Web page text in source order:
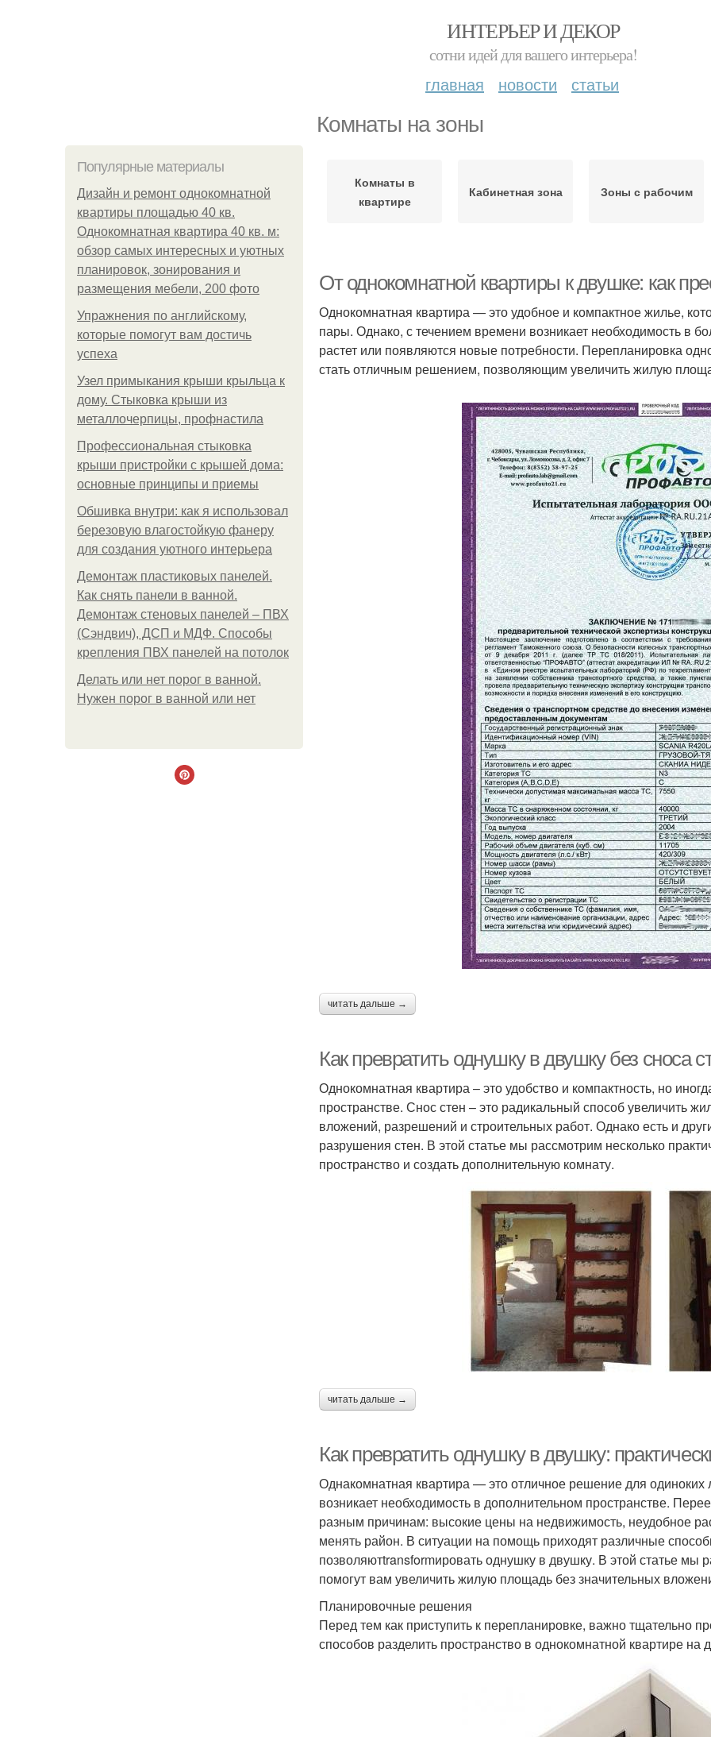
ИНТЕРЬЕР И ДЕКОР
сотни идей для вашего интерьера!
главная новости статьи
Комнаты на зоны
Популярные материалы
Дизайн и ремонт однокомнатной
квартиры площадью 40 кв.
Однокомнатная квартира 40 кв. м:
обзор самых интересных и уютных
планировок, зонирования и
размещения мебели, 200 фото
Упражнения по английскому,
которые помогут вам достичь
успеха
Узел примыкания крыши крыльца к
дому. Стыковка крыши из
металлочерпицы, профнастила
Профессиональная стыковка
крыши пристройки с крышей дома:
основные принципы и приемы
Обшивка внутри: как я использовал
березовую влагостойкую фанеру
для создания уютного интерьера
Демонтаж пластиковых панелей.
Как снять панели в ванной.
Демонтаж стеновых панелей – ПВХ
(Сэндвич), ДСП и МДФ. Способы
крепления ПВХ панелей на потолок
Делать или нет порог в ванной.
Нужен порог в ванной или нет
Комнаты в
квартире
Кабинетная зона Зоны с рабочим
От однокомнатной квартиры к двушке: как
Однокомнатная квартира — это удобное и компактное жилье,
пары. Однако, с течением времени возникает необходимость в
растет или появляются новые потребности. Перепланировка
стать отличным решением, позволяющим увеличить жилую
читать дальше →
Как превратить однушку в двушку без сноса
Однокомнатная квартира – это удобство и компактность, но
пространстве. Снос стен – это радикальный способ увеличить
вложений, разрешений и строительных работ. Однако есть и
разрушения стен. В этой статье мы рассмотрим несколько
пространство и создать дополнительную комнату.
читать дальше →
Как превратить однушку в двушку:
Однакомнатная квартира — это отличное решение для
возникает необходимость в дополнительном пространстве.
разным причинам: высокие цены на недвижимость, неудобное
менять район. В ситуации на помощь приходят различные
позволяютtransformировать однушку в двушку. В этой статье мы
помогут вам увеличить жилую площадь без значительных
Планировочные решения
Перед тем как приступить к перепланировке, важно тщательно
способов разделить пространство в однокомнатной квартире на